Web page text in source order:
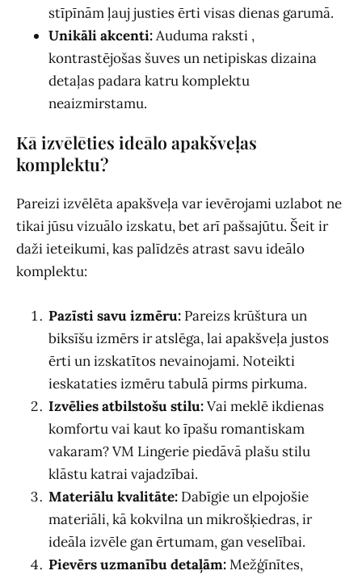
stīpīnām ļauj justies ērti visas dienas garumā.
Unikāli akcenti:Auduma raksti ,
kontrastējošas šuves un netipiskas dizaina
detaļas padara katru komplektu
neaizmirstamu.
Kā izvēlēties ideālo apakšveļas
komplektu?
Pareizi izvēlēta apakšveļa var ievērojami uzlabot ne
tikai jūsu vizuālo izskatu, bet arī pašsajūtu. Šeit ir
daži ieteikumi, kas palīdzēs atrast savu ideālo
komplektu:
Pazīsti savu izmēru: Pareizs krūštura un
biksīšu izmērs ir atslēga, lai apakšveļa justos
ērti un izskatītos nevainojami. Noteikti
ieskataties izmēru tabulā pirms pirkuma.
Izvēlies atbilstošu stilu:Vai meklē ikdienas
komfortu vai kaut ko īpašu romantiskam
vakaram? VM Lingerie piedāvā plašu stilu
klāstu katrai vajadzībai.
Materiālu kvalitāte: Dabīgie un elpojošie
materiāli, kā kokvilna un mikrošķiedras, ir
ideāla izvēle gan ērtumam, gan veselībai.
Pievērs uzmanību detaļām:Mežģīnītes,